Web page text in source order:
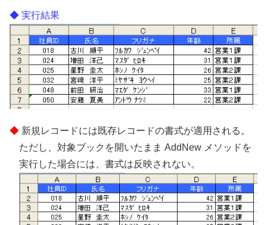
実行結果
新規レコードには既存レコードの書式が適用される。
ただし、対象ブックを開いたまま AddNew メソッドを
実行した場合には、書式は反映されない。